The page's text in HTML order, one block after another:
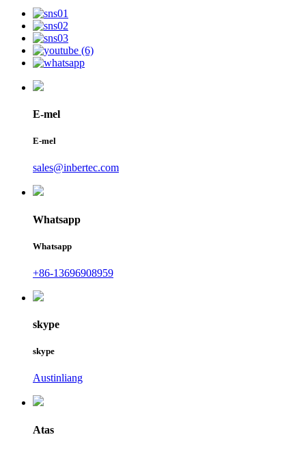
E-mel
E-mel
sales@inbertec.com
Whatsapp
Whatsapp
+86-13696908959
skype
skype
Austinliang
Atas